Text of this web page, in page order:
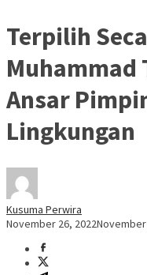
Terpilih
Muhammad
Ansar
Lingkungan
Kusuma Perwira
November 26, 2022